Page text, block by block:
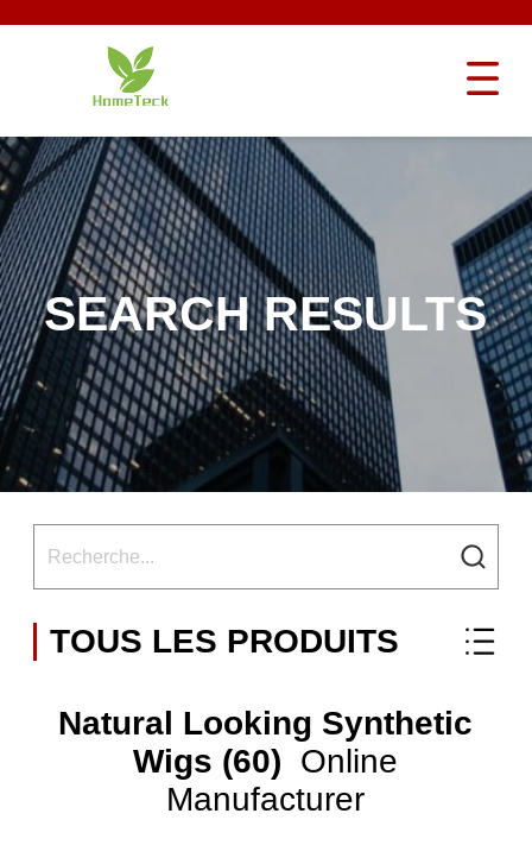
SEARCH RESULTS
TOUS LES PRODUITS
Natural Looking Synthetic
Wigs (60) Online
Manufacturer